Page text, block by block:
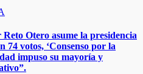
Otero asume la presidencia
74 votos, ‘Consenso por la
impuso su mayoría y